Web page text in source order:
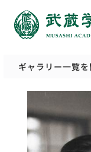
ギャラリー一覧を